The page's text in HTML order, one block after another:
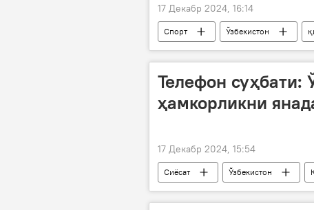
17 Декабр 2024, 16:14
Спорт Ўзбекистон
Телефон суҳбати:
ҳамкорликни
17 Декабр 2024, 15:54
Сиёсат Ўзбекистон